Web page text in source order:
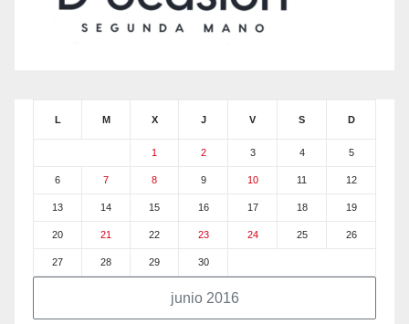
junio 2016
L M X J V S D
1 2 3 4 5
6 7 8 9 10 11 12
13 14 15 16 17 18 19
20 21 22 23 24 25 26
27 28 29 30